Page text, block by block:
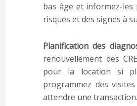
bas âge et informez-les
risques et des signes à
Planification des
renouvellement des
pour la location si
programmez des
attendre une transaction.